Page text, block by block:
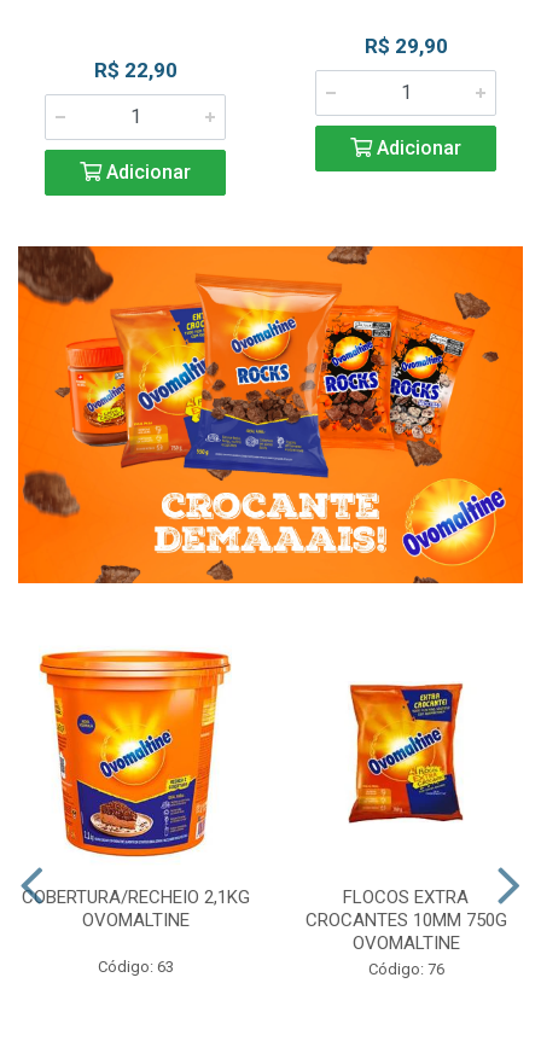
R$ 22,90
Adicionar
R$ 29,90
Adicionar
COBERTURA/RECHEIO 2,1KG
OVOMALTINE
Código: 63
FLOCOS EXTRA
CROCANTES 10MM 750G
OVOMALTINE
Código: 76